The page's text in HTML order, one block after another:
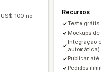
de pedido
100 no
Recursos
Teste grátis
Mockups
Integração
automática)
Publicar até
Pedidos